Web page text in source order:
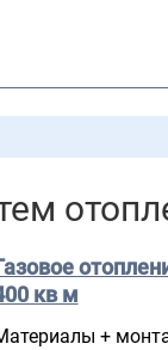
кв м
+